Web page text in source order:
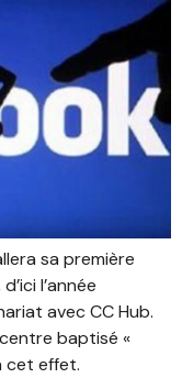
sa première
l’année
avec CC Hub.
baptisé «
cet effet.